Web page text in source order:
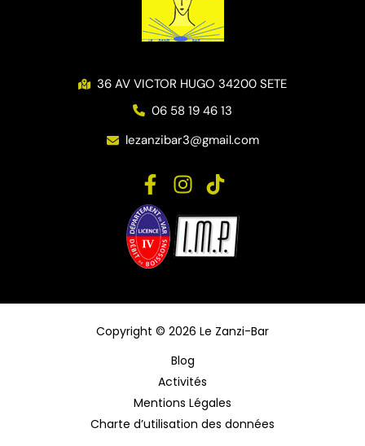
36 AV VICTOR HUGO 34200 SETE
06 58 19 46 13
lezanzibar3@gmail.com
Copyright © 2026 Le Zanzi-Bar
Blog
Activités
Mentions Légales
Charte d’utilisation des données